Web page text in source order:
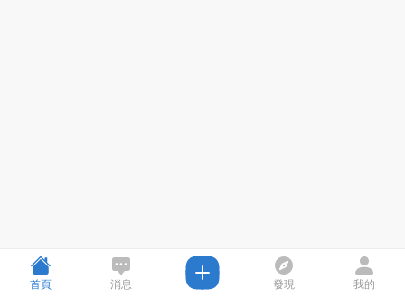
首頁 消息 發現 我的